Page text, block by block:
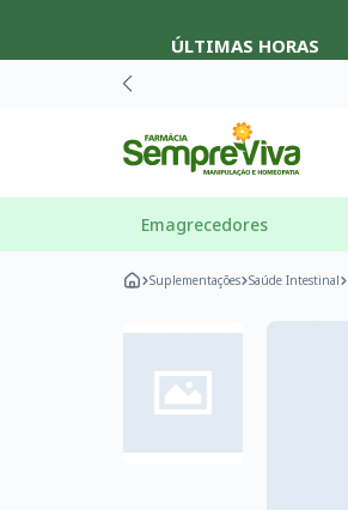
ÚLTIMAS HORAS
Emagrecedores
Suplementações Saúde Intestinal